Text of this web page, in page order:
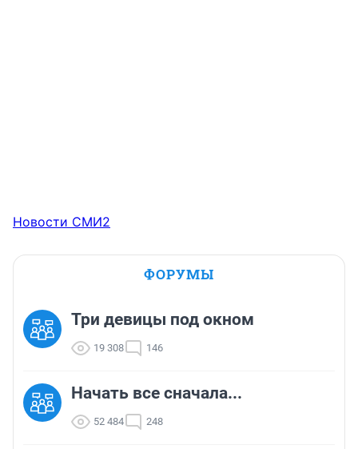
Новости СМИ2
ФОРУМЫ
Три девицы под окном
19 308 146
Начать все сначала...
52 484 248